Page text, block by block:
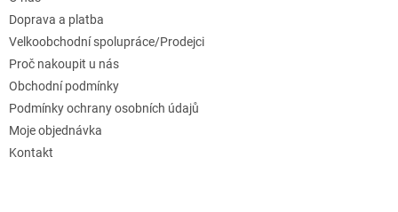
Doprava a platba
Velkoobchodní spolupráce/Prodejci
Proč nakoupit u nás
Obchodní podmínky
Podmínky ochrany osobních údajů
Moje objednávka
Kontakt